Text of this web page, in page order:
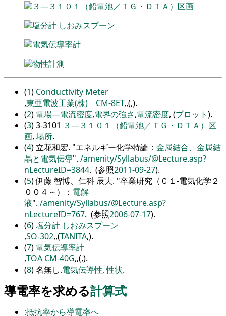
３―３１０１（鉛電池／ＴＧ・ＤＴＡ）区画
塩分計 しおみスプーン
電気伝導率計
物性計測
(1) Conductivity Meter
,東亜電波工業(株) CM-8ET,,(,).
(2) 電場―電流密度,電界の強さ,電流密度, (プロット).
(3) 3-3101 ３―３１０１（鉛電池／ＴＧ・ＤＴＡ）区
画, 場所.
(4) 立花和宏. エネルギー化学特論： 金属結合、金属結
晶と電気伝導 . /amenity/Syllabus/@Lecture.asp?
nLectureID=3844. (参照2011-09-27).
(5) 伊藤 智博、仁科 辰夫. 卒業研究（Ｃ１-電気化学２
００４～）： 電解
液 . /amenity/Syllabus/@Lecture.asp?
nLectureID=767. (参照2006-07-17).
(6)塩分計 しおみスプーン
,SO-302,,(TANITA,).
(7) 電気伝導率計
,TOA CM-40G,,(,).
(8) 名無し.電気伝導性,性状.
導電率を求める計算式
:抵抗率から導電率へ